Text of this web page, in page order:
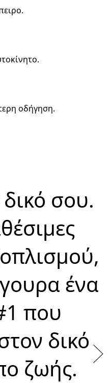
οδήγηση.
σου.
ένα
που
δικό
ζωής.